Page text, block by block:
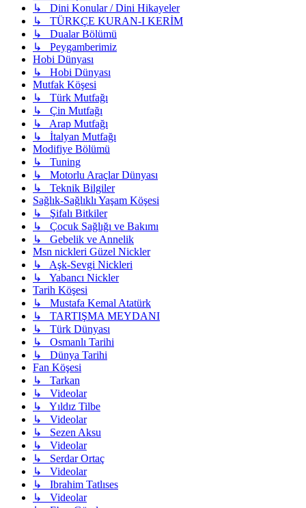
↳ Dini Konular / Dini Hikayeler
↳ TÜRKÇE KURAN-I KERİM
↳ Dualar Bölümü
↳ Peygamberimiz
Hobi Dünyası
↳ Hobi Dünyası
Mutfak Köşesi
↳ Türk Mutfağı
↳ Çin Mutfağı
↳ Arap Mutfağı
↳ İtalyan Mutfağı
Modifiye Bölümü
↳ Tuning
↳ Motorlu Araçlar Dünyası
↳ Teknik Bilgiler
Sağlık-Sağlıklı Yaşam Köşesi
↳ Şifalı Bitkiler
↳ Çocuk Sağlığı ve Bakımı
↳ Gebelik ve Annelik
Msn nickleri Güzel Nickler
↳ Aşk-Sevgi Nickleri
↳ Yabancı Nickler
Tarih Köşesi
↳ Mustafa Kemal Atatürk
↳ TARTIŞMA MEYDANI
↳ Türk Dünyası
↳ Osmanlı Tarihi
↳ Dünya Tarihi
Fan Köşesi
↳ Tarkan
↳ Videolar
↳ Yıldız Tilbe
↳ Videolar
↳ Sezen Aksu
↳ Videolar
↳ Serdar Ortaç
↳ Videolar
↳ Ibrahim Tatlıses
↳ Videolar